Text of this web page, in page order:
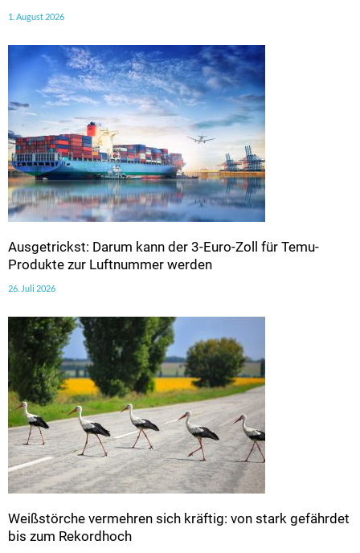
1. August 2026
Ausgetrickst: Darum kann der 3-Euro-Zoll für Temu-
Produkte zur Luftnummer werden
26. Juli 2026
Weißstörche vermehren sich kräftig: von stark gefährdet
bis zum Rekordhoch